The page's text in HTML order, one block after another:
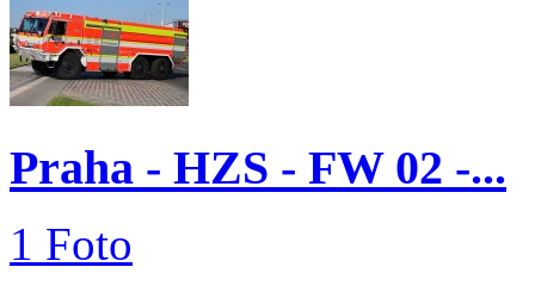
Praha - HZS - FW 02 -...
1 Foto